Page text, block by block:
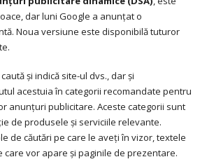
dar luni Google a anunțat o
Noua versiune este disponibilă tuturor
și indică site-ul dvs., dar și
acestuia în categorii recomandate pentru
anunțuri publicitare. Aceste categorii sunt
de produsele și serviciile relevante.
de căutări pe care le aveți în vizor, textele
vor apare și paginile de prezentare.